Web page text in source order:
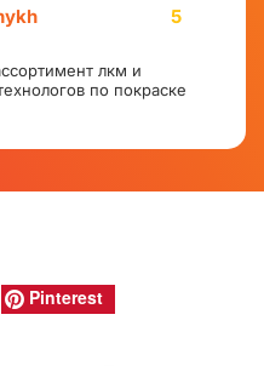
Доставка и
оперативная. Всем
рекомендую.
5
лкм и
по покраске
Pinterest